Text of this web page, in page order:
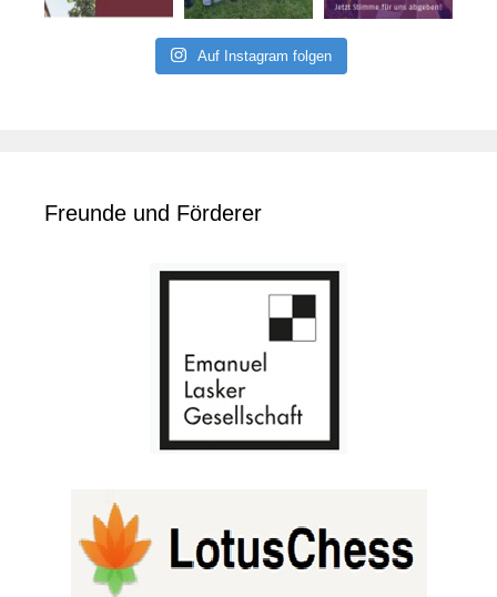
Auf Instagram folgen
Freunde und Förderer